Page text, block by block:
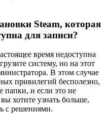
Steam, которая
для записи?
время недоступна
систему, но на этот
В этом случае
привилегий бесполезно,
папки, и если это не
хотите узнать больше,
с решениями.